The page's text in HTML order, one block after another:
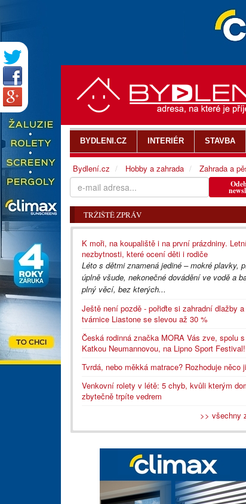
TRŽIŠTĚ ZPRÁV
K moři, na koupaliště i na první prázdniny.
nezbytnosti, které ocení děti i rodiče
Léto s dětmi znamená jediné – mokré plavky,
úplně všude, nekonečné dovádění ve vodě a
plný věcí, bez kterých...
Ještě není pozdě - pořiďte si zahradní dlažby a
tvárnice Liastone se slevou až 30 %
Česká rodinná značka MORA Vás zve, spolu s
Katkou Neumannovou, na Lipno Sport Festival!
Tvrdá, nebo měkká matrace? Rozhoduje něco
Venkovní rolety v létě: 5 chyb, kvůli kterým
zbytečně trpíte vedrem
>> všechny
BYDLENI.CZ INTERIÉR STAVBA
Bydlení.cz Hobby a zahrada Zahrada a